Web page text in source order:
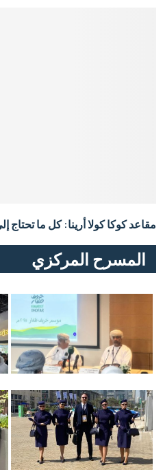
مقاعد كوكا كولا أرينا: كل ما تحتاج
المسرح المركزي